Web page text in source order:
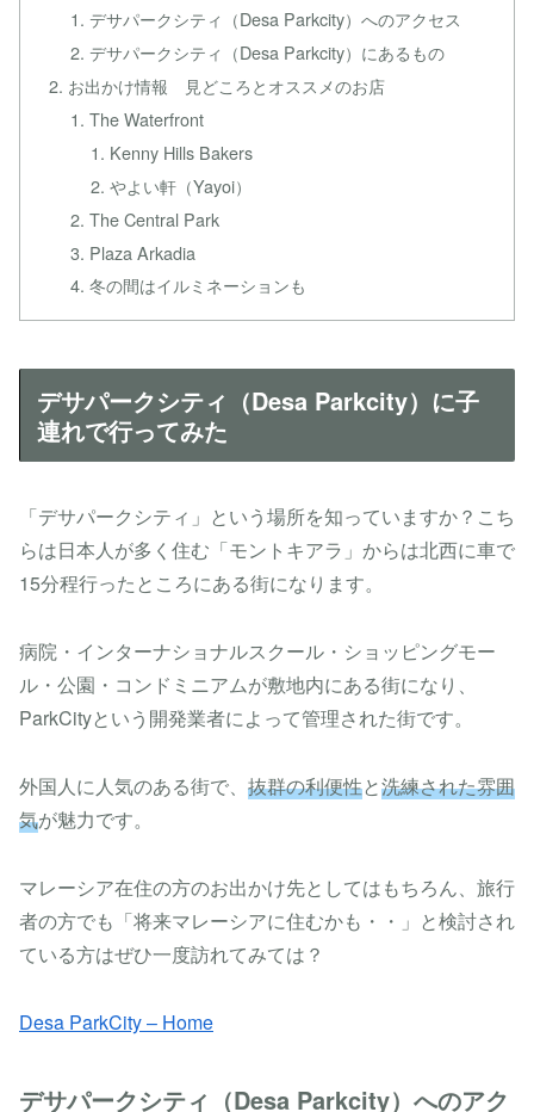
デサパークシティ（Desa Parkcity）へのアクセス
デサパークシティ（Desa Parkcity）にあるもの
お出かけ情報 見どころとオススメのお店
The Waterfront
Kenny Hills Bakers
やよい軒（Yayoi）
The Central Park
Plaza Arkadia
冬の間はイルミネーションも
デサパークシティ（Desa Parkcity）に子
連れで行ってみた
「デサパークシティ」という場所を知っていますか？こち
らは日本人が多く住む「モントキアラ」からは北西に車で
15分程行ったところにある街になります。
病院・インターナショナルスクール・ショッピングモー
ル・公園・コンドミニアムが敷地内にある街になり、
ParkCityという開発業者によって管理された街です。
外国人に人気のある街で、 抜群の利便性と洗練された雰囲
気が魅力です。
マレーシア在住の方のお出かけ先としてはもちろん、旅行
者の方でも「将来マレーシアに住むかも・・」と検討され
ている方はぜひ一度訪れてみては？
Desa ParkCity – Home
デサパークシティ（Desa Parkcity）へのアク